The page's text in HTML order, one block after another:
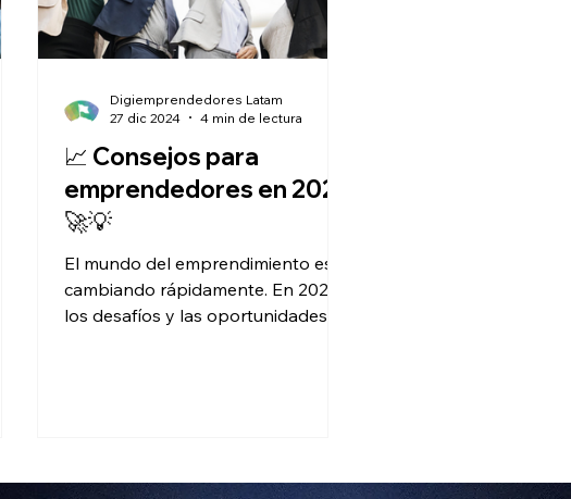
📈 Consejos para
emprendedores en 2025
🚀💡
El mundo del emprendimiento está
cambiando rápidamente. En 2025,
los desafíos y las oportunidades
Digiemprendedores Latam
27 dic 2024
4 min de lectura